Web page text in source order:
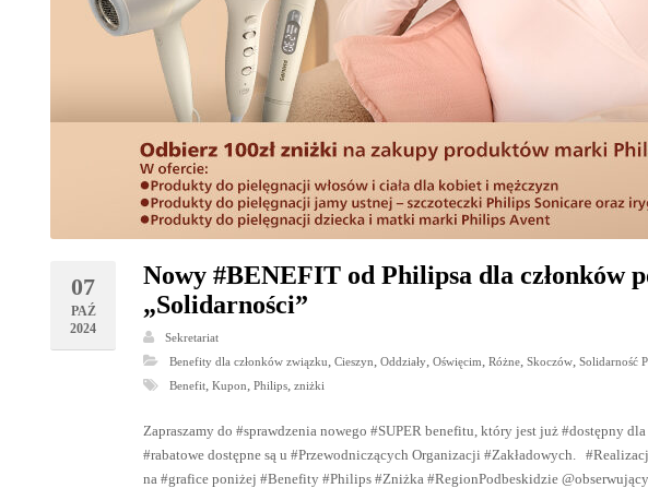
07
PAŹ
2024
Nowy #BENEFIT od Philipsa dla członków
„Solidarności”
Sekretariat
Benefity dla członków związku,Cieszyn,Oddziały,Oświęcim,Różne,Skoczów,Solidarność
Benefit,Kupon,Philips,zniżki
Zapraszamy do #sprawdzenia nowego #SUPER benefitu, który jest już #dostępny
#rabatowe dostępne są u #Przewodniczących Organizacji #Zakładowych.
na #grafice poniżej #Benefity #Philips #Zniżka #RegionPodbeskidzie @obserwujący